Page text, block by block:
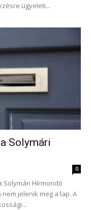
ügyeleti...
Solymári
0
Solymári Hírmondó
jelenik meg a lap. A